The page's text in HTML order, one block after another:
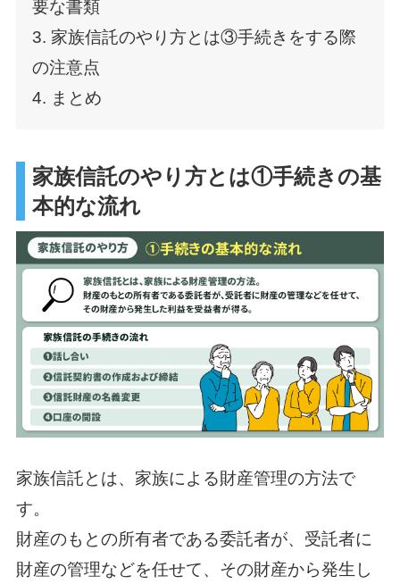
要な書類
3. 家族信託のやり方とは③手続きをする際
の注意点
4. まとめ
家族信託のやり方とは①手続きの基
本的な流れ
家族信託とは、家族による財産管理の方法で
す。
財産のもとの所有者である委託者が、受託者に
財産の管理などを任せて、その財産から発生し